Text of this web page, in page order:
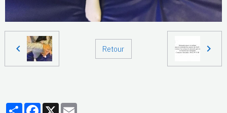
Retour
PartagerFacebook
X